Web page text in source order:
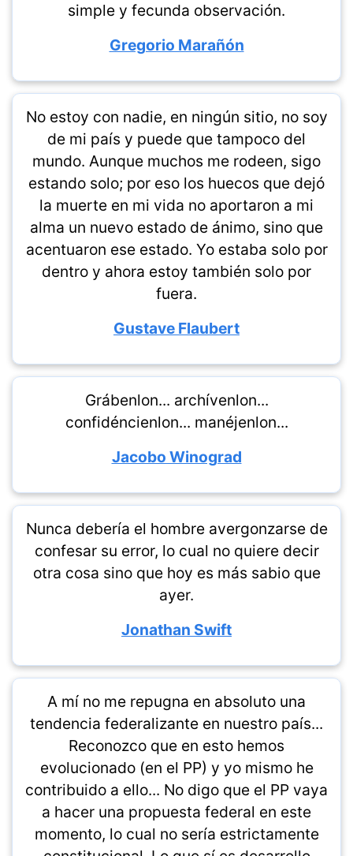
simple y fecunda observación.
Gregorio Marañón
No estoy con nadie, en ningún sitio, no soy
de mi país y puede que tampoco del
mundo. Aunque muchos me rodeen, sigo
estando solo; por eso los huecos que dejó
la muerte en mi vida no aportaron a mi
alma un nuevo estado de ánimo, sino que
acentuaron ese estado. Yo estaba solo por
dentro y ahora estoy también solo por
fuera.
Gustave Flaubert
Grábenlon... archívenlon...
confidéncienlon... manéjenlon...
Jacobo Winograd
Nunca debería el hombre avergonzarse de
confesar su error, lo cual no quiere decir
otra cosa sino que hoy es más sabio que
ayer.
Jonathan Swift
A mí no me repugna en absoluto una
tendencia federalizante en nuestro país...
Reconozco que en esto hemos
evolucionado (en el PP) y yo mismo he
contribuido a ello... No digo que el PP vaya
a hacer una propuesta federal en este
momento, lo cual no sería estrictamente